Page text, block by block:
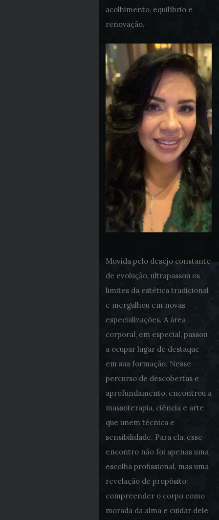
acolhimento, equilíbrio e
renovação.
Movida pelo desejo constante
de evolução, ultrapassou os
limites da estética tradicional
e mergulhou em novas
especializações. A área
corporal, em especial, passou
a ocupar lugar de destaque
em sua formação. Nesse
percurso de descobertas e
aprofundamento, encontrou a
massoterapia, ciência e arte
que unem técnica e
sensibilidade. Para ela, esse
encontro não foi apenas uma
escolha profissional, mas uma
revelação de propósito:
compreender o corpo como
morada da alma e cuidar dele